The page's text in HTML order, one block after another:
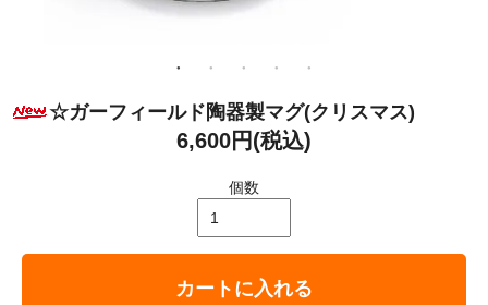
☆ガーフィールド陶器製マグ(クリスマス)
6,600円(税込)
個数
カートに入れる